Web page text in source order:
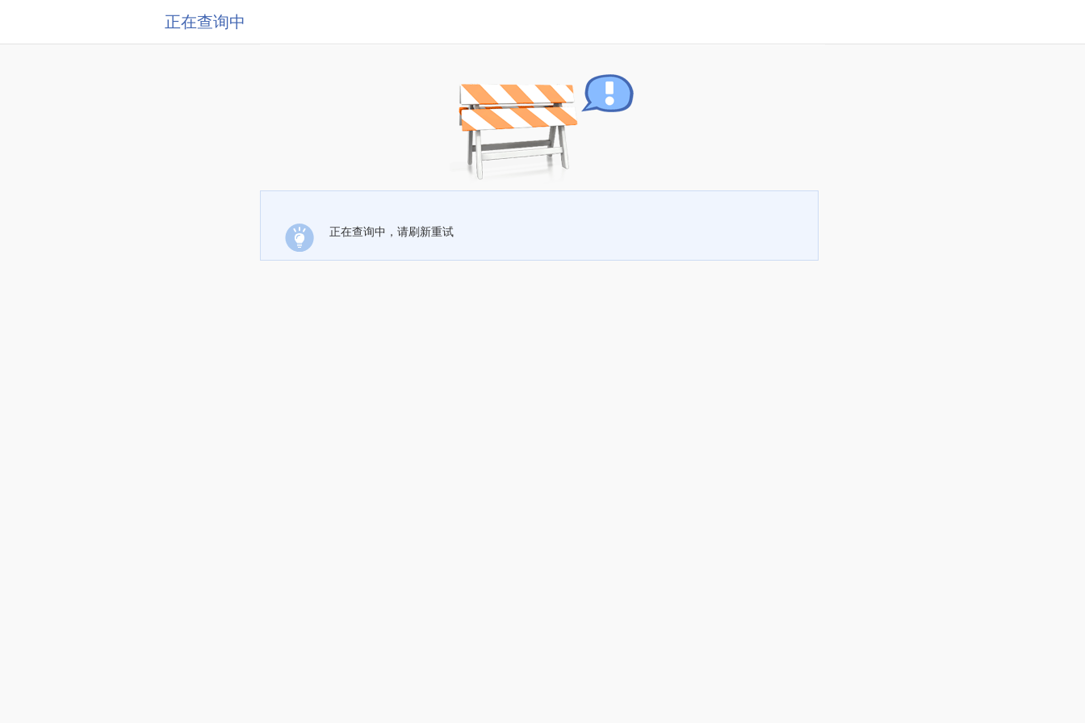
正在查询中
正在查询中，请刷新重试